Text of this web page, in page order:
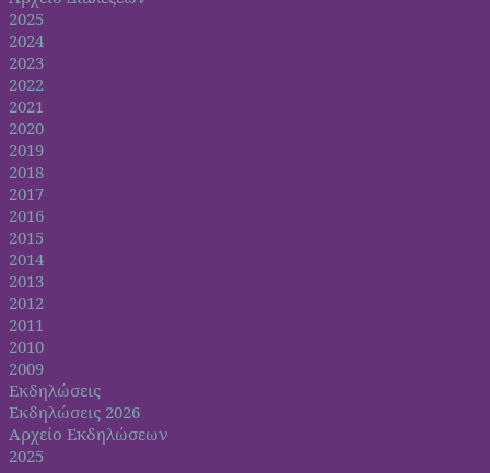
2025
2024
2023
2022
2021
2020
2019
2018
2017
2016
2015
2014
2013
2012
2011
2010
2009
Εκδηλώσεις
Εκδηλώσεις 2026
Αρχείο Εκδηλώσεων
2025